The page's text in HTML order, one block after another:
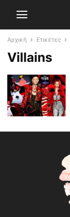
Αρχική Ετικέτες
Villains